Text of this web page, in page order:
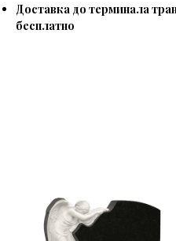
Доставка до терминала
бесплатно